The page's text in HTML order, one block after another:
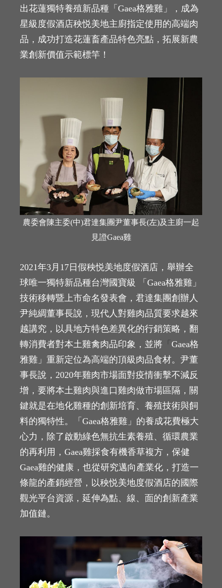
出花蓮獨特養殖新品種「Gaea格雅雞」，成為
星級度假酒店秧悦美地主廚指定使用的高端肉
品，成功打造花蓮畜產品特色亮點，拓展新農
業創新價值示範標竿！
農委會陳主委(中)君達集團尹董事長(左)及主廚一起
見證Gaea雞
2021年3月17日假秧悦美地度假酒店，舉辦全
球唯一獨特新品種台灣國寶級 「Gaea格雅雞」
技術移轉暨上市命名發表會，君達集團創辦人
尹純綢董事長說，現代人對雞肉品質要求越來
越講究，以具地方特色差異化的行銷策略，翻
轉消費者對本土雞禽肉品印象，並將
Gaea格
雅雞」重新定位為高端的頂級肉品食材。尹董
事長說，2020年雞肉市場面對疫情衝擊不減反
增，要將本土雞肉與進口雞肉做市場區隔，關
鍵就是在地化雞種的創新培育、養殖技術與飼
料的獨特性。「Gaea格雅雞」的養成花費極大
心力，除了啟動綠色無抗生素養殖、循環農業
的再利用，Gaea雞採食有機香草複方，保健
Gaea雞的健康，也從研究邁向產業化，打造一
條龍的產銷經營，以秧悦美地度假酒店的國際
觀光平台資源，延伸為點、線、面的創新產業
加值鏈。